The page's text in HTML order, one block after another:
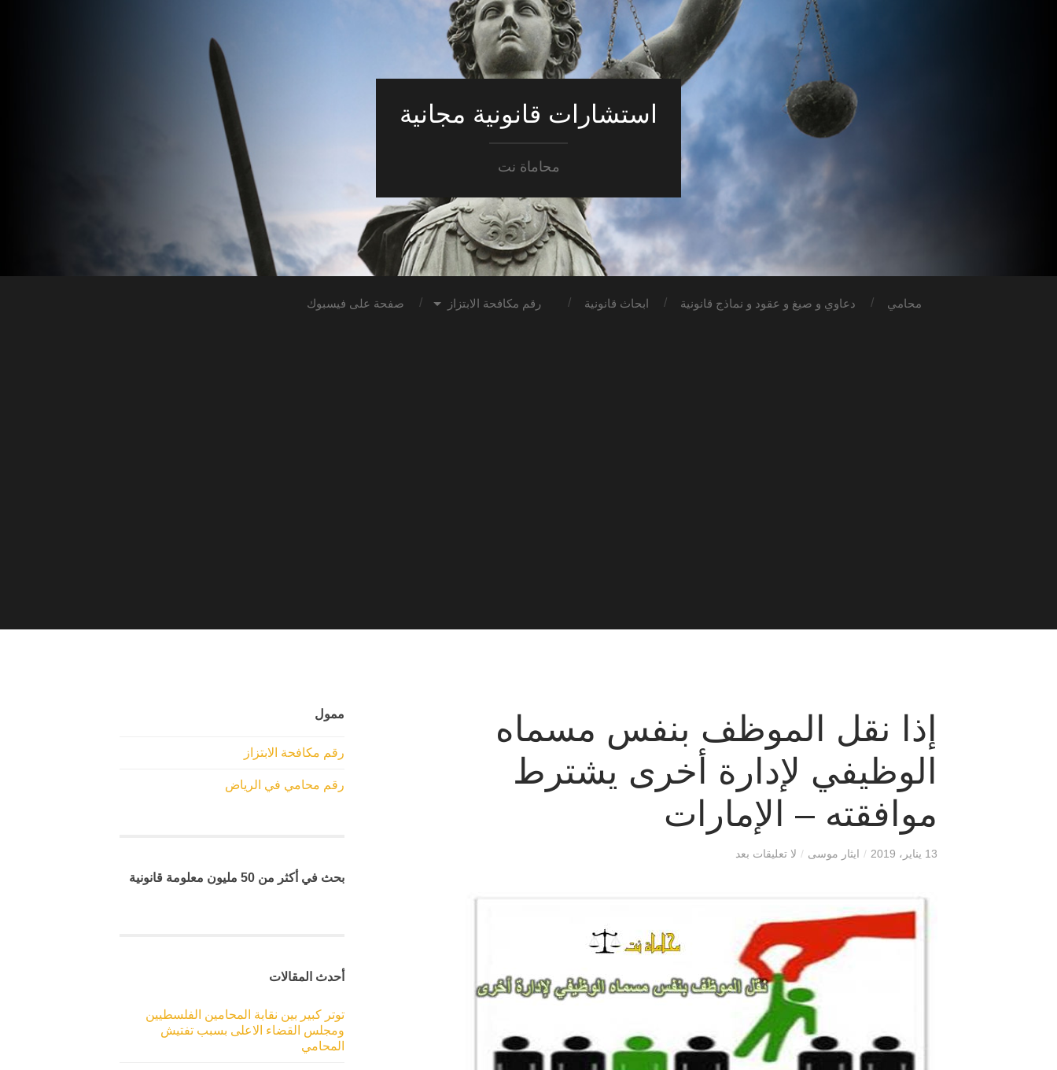
استشارات قانونية مجانية
محاماة نت
محامي دعاوي و صيغ و عقود و نماذج قانونية ابحاث قانونية رقم مكافحة الابتزاز صفحة على فيسبوك
إذا نقل الموظف بنفس مسماه
الوظيفي لإدارة أخرى يشترط
موافقته – الإمارات
13 يناير، 2019 / ايثار موسى / لا تعليقات بعد
ممول
رقم مكافحة الابتزاز
رقم محامي في الرياض
بحث في أكثر من 50 مليون معلومة قانونية
أحدث المقالات
توتر كبير بين نقابة المحامين الفلسطيين
ومجلس القضاء الاعلى بسبب تفتيش
المحامي